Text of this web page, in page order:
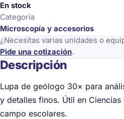
En stock
Categoría
Microscopía y accesorios
¿Necesitas varias unidades o
Pide una cotización.
Descripción
Lupa de geólogo 30× para
y detalles finos. Útil en
campo escolares.